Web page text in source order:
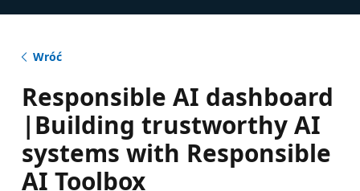
Wróć
Responsible AI dashboard
|Building trustworthy AI
systems with Responsible
AI Toolbox